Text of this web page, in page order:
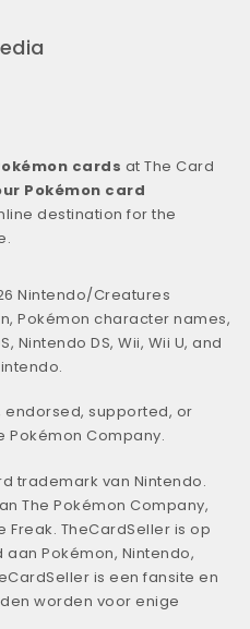
cards at The Card
Pokémon card
destination for the
Nintendo/Creatures
Pokémon character names,
Nintendo DS, Wii, Wii U, and
endorsed, supported, or
Pokémon Company.
trademark van Nintendo.
The Pokémon Company,
Freak. TheCardSeller is op
Pokémon, Nintendo,
is een fansite en
worden voor enige